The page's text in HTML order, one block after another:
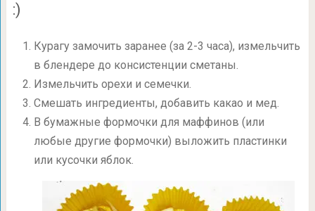
:)
Курагу замочить заранее (за 2-3 часа), измельчить
в блендере до консистенции сметаны.
Измельчить орехи и семечки.
Смешать ингредиенты, добавить какао и мед.
В бумажные формочки для маффинов (или
любые другие формочки) выложить пластинки
или кусочки яблок.